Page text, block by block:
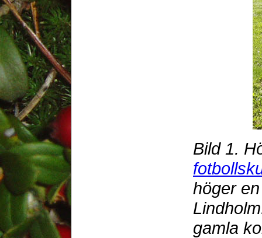
Bild 1.
höger
gamla